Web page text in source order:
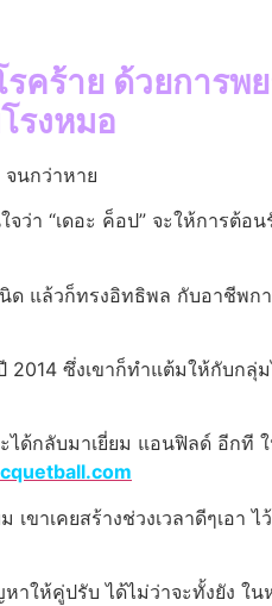
คร้าย ด้วยการพ
รงหมอ
จนกว่าหาย
า “เดอะ ค็อป” จะให้การต้อน
ด แล้วก็ทรงอิทธิพล กับอาชีพก
2014 ซึ่งเขาก็ทำแต้มให้กับกลุ่ม
ด้กลับมาเยี่ยม แอนฟิลด์ อีกที
ขาเคยสร้างช่วงเวลาดีๆเอา ไ
าให้คู่ปรับ ได้ไม่ว่าจะทั้งยัง ใน